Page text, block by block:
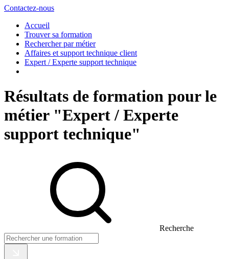
Contactez-nous
Accueil
Trouver sa formation
Rechercher par métier
Affaires et support technique client
Expert / Experte support technique
Résultats de formation pour le
métier "Expert / Experte
support technique"
Recherche